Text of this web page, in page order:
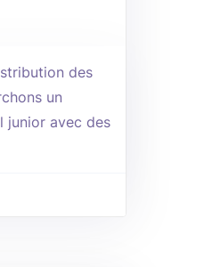
des
un
junior avec des